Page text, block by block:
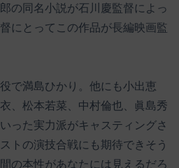
の同名小説が石川慶監督によっ
にとってこの作品が長編映画監
で満島ひかり。他にも小出恵
、松本若菜、中村倫也、眞島秀
った実力派がキャスティングさ
トの演技合戦にも期待できそう
の本性があなたには見えるだろ